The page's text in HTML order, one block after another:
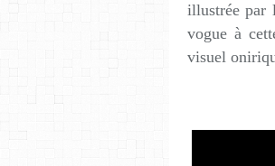
illustrée par
vogue à
visuel